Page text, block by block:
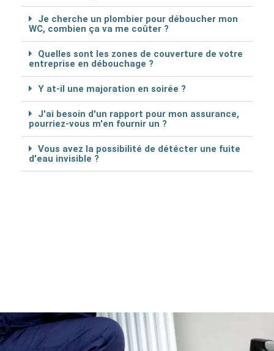
Je cherche un plombier pour déboucher mon
WC, combien ça va me coûter ?
Quelles sont les zones de couverture de votre
entreprise en débouchage ?
Y at-il une majoration en soirée ?
J'ai besoin d'un rapport pour mon assurance,
pourriez-vous m'en fournir un ?
Vous avez la possibilité de détécter une fuite
d'eau invisible ?